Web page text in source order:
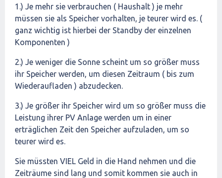
1.) Je mehr sie verbrauchen ( Haushalt ) je mehr
müssen sie als Speicher vorhalten, je teurer wird es. (
ganz wichtig ist hierbei der Standby der einzelnen
Komponenten )
2.) Je weniger die Sonne scheint um so größer muss
ihr Speicher werden, um diesen Zeitraum ( bis zum
Wiederaufladen ) abzudecken.
3.) Je größer ihr Speicher wird um so größer muss die
Leistung ihrer PV Anlage werden um in einer
erträglichen Zeit den Speicher aufzuladen, um so
teurer wird es.
Sie müssten VIEL Geld in die Hand nehmen und die
Zeiträume sind lang und somit kommen sie auch in